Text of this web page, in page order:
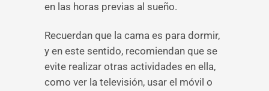
en las horas previas al sueño.
Recuerdan que la cama es para dormir,
y en este sentido, recomiendan que se
evite realizar otras actividades en ella,
como ver la televisión, usar el móvil o